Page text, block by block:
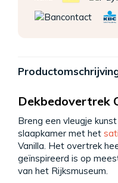
Dekbedovertrek
Breng een vleugje
slaapkamer met het
Vanilla. Het overtrek
geïnspireerd is op
van het Rijksmuseum.